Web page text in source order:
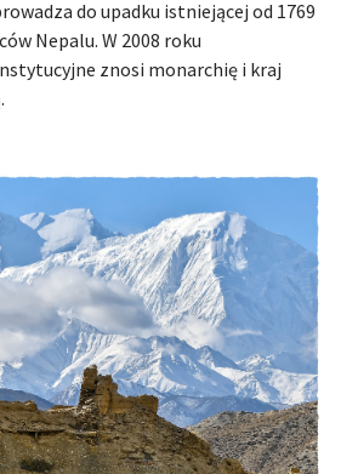
do upadku istniejącej od 1769
Nepalu. W 2008 roku
znosi monarchię i kraj